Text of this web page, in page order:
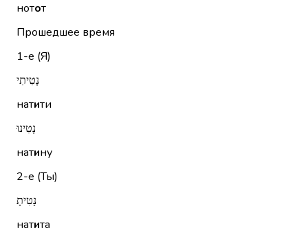
нотот
Прошедшее время
1-е (Я)
נָטִיתִי
натити
נָטִינוּ
натину
2-е (Ты)
נָטִיתָ
натита